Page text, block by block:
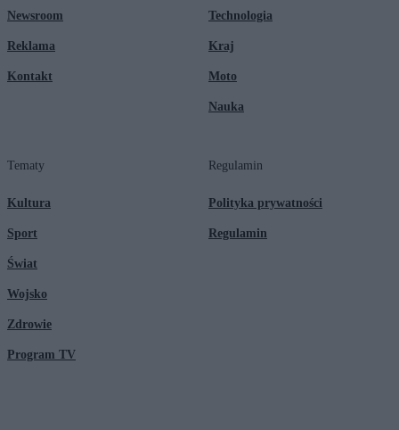
Newsroom
Reklama
Kontakt
Technologia
Kraj
Moto
Nauka
Tematy
Kultura
Sport
Świat
Wojsko
Zdrowie
Program TV
Regulamin
Polityka prywatności
Regulamin